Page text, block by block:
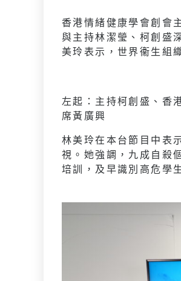
香港情緒健康學會創會
與主持林潔瑩、柯創盛
美玲表示，世界衞生組
左起：主持柯創盛、香
席黃廣興
林美玲在本台節目中表
視。她強調，九成自殺
培訓，及早識別高危學